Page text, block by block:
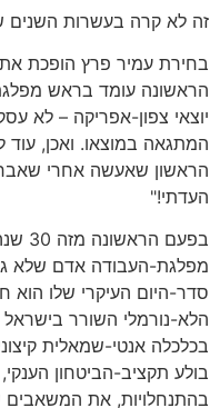
זה לא קרה בעשרות השנים
בחירת עמיר פרץ הופכת
הראשונה עומד בראש
יוצאי צפון-אפריקה – לא
המתגאה במוצאו. ואכן, עוד
הראשון שאעשה אחרי
העדתי!"
מפלגת-העבודה אדם שלא
סדר-היום העיקרי שלו
הלא-נורמלי השורר
בכלכלה אנטי-שמאלית
בולע תקציב-הביטחון
בהתנחלויות, את המשאבים